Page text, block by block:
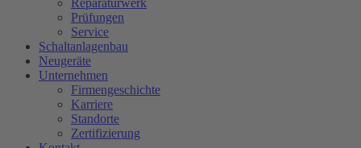
Reparaturwerk
Prüfungen
Service
Schaltanlagenbau
Neugeräte
Unternehmen
Firmengeschichte
Karriere
Standorte
Zertifizierung